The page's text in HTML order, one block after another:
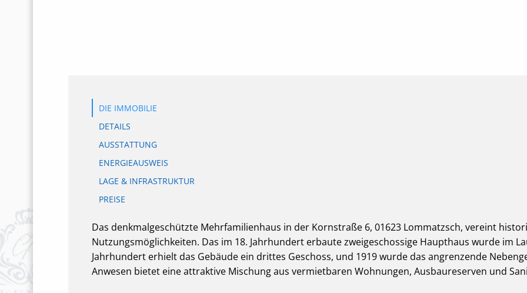
DIE IMMOBILIE
DETAILS
AUSSTATTUNG
ENERGIEAUSWEIS
LAGE & INFRASTRUKTUR
PREISE
Das denkmalgeschützte Mehrfamilienhaus in der Kornstraße 6, 01623 Lommatzsch, vereint
Nutzungsmöglichkeiten. Das im 18. Jahrhundert erbaute zweigeschossige Haupthaus wurde im
Jahrhundert erhielt das Gebäude ein drittes Geschoss, und 1919 wurde das angrenzende
Anwesen bietet eine attraktive Mischung aus vermietbaren Wohnungen, Ausbaureserven und